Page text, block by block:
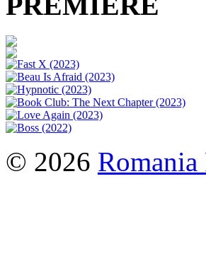
© 2026